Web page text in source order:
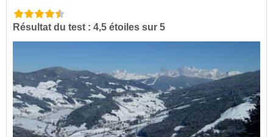
Résultat du test : 4,5 étoiles sur 5